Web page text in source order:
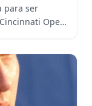
para ser
Open